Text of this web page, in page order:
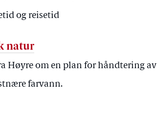
og reisetid
natur
Høyre om en plan for håndtering av
farvann.